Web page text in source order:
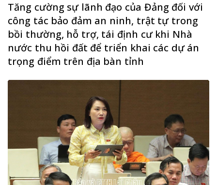
Tăng cường sự lãnh đạo của Đảng đối với
công tác bảo đảm an ninh, trật tự trong
bồi thường, hỗ trợ, tái định cư khi Nhà
nước thu hồi đất để triển khai các dự án
trọng điểm trên địa bàn tỉnh